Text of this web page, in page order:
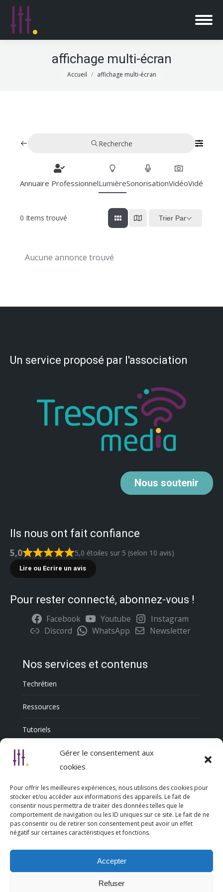
Gérer le consentement aux
cookies
Pour offrir les meilleures expériences, nous utilisons des cookies pour
stocker et/ou accéder aux informations des appareils. Le fait de
consentir nous permettra de traiter des données telles que le
comportement de navigation ou les ID uniques sur ce site. Le fait de ne
pas consentir ou de retirer son consentement peut avoir un effet
négatif sur certaines caractéristiques et fonctions.
Accepter
Refuser
affichage multi-écran
Vous êtes ici :
Accueil affichage multi-écran
Recherche
Annuaire ProfessionnelLumièreSonorisationVidéo
0 Items trouvé Trier Par
Aucune annonce trouvé
Un service proposé par l'association
Noussoutenir
Ils nous ont fait confiance
5,0 5,0 étoiles sur 5 (selon 10 avis)
Lire ou Ecrire un avis
Pour rester connecté, abonnez-vous !
Facebook Youtube
Instagram
Discord
WhatsApp Newsletter
Nos services et contenus
Techrétien
Ressources
Tutoriels
Annuaire Professionnel
Nous découvrir
Qui sommes-nous
L’association Trésorsmédia
Politique de cookies (UE)